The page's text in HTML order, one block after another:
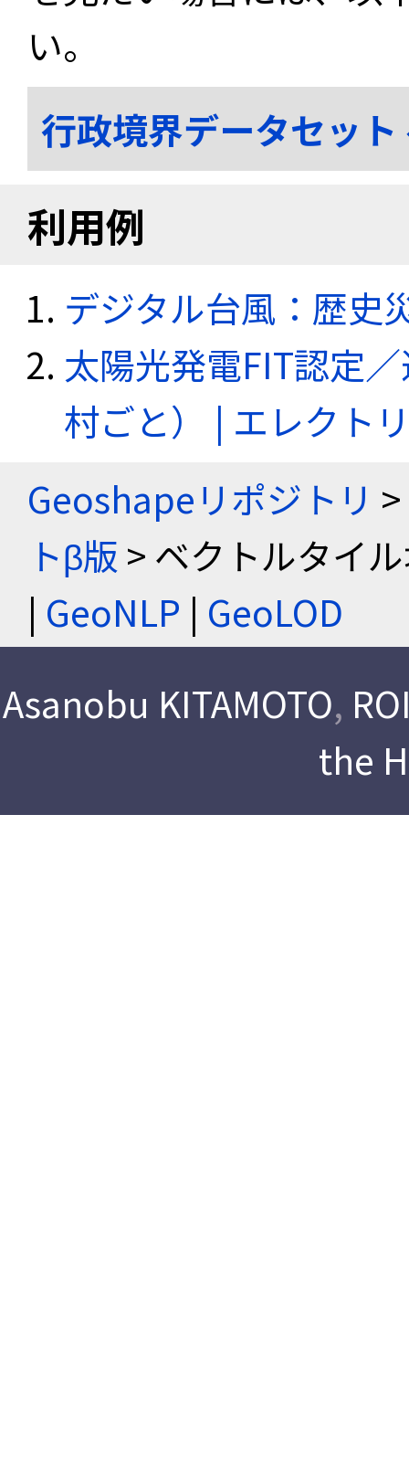
い。
行政境界データセッ
利用例
デジタル台風：歴史
太陽光発電FIT認定
村ごと） | エレクト
Geoshapeリポジトリ >
トβ版 > ベクトルタイ
| GeoNLP | GeoLOD
Asanobu KITAMOTO,
the